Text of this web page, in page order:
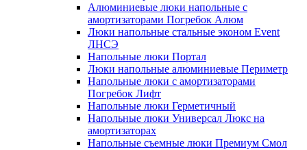
Алюминиевые люки напольные с
амортизаторами Погребок Алюм
Люки напольные стальные эконом Event
ЛНСЭ
Напольные люки Портал
Люки напольные алюминиевые Периметр
Напольные люки с амортизаторами
Погребок Лифт
Напольные люки Герметичный
Напольные люки Универсал Люкс на
амортизаторах
Напольные съемные люки Премиум Смол